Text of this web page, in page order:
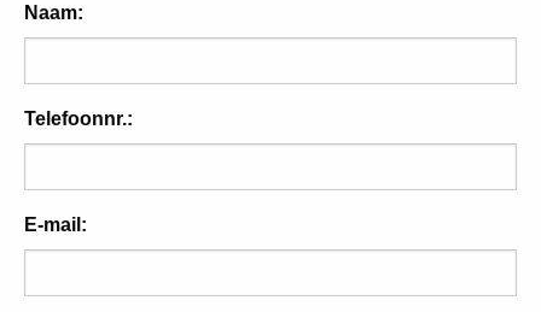
Naam:
Telefoonnr.:
E-mail: